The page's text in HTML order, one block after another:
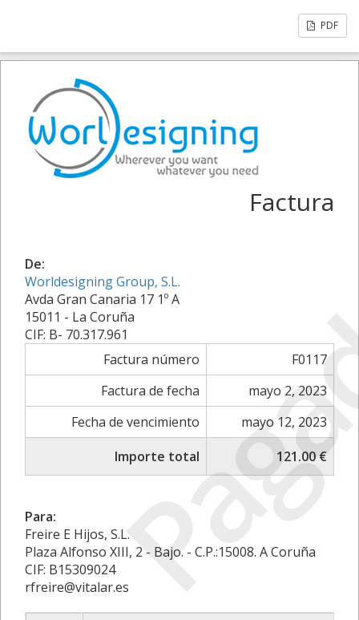
PDF
Factura
De:
Worldesigning Group, S.L.
Avda Gran Canaria 17 1º A
15011 - La Coruña
CIF: B- 70.317.961
Factura número
F0117
Factura de fecha
mayo 2, 2023
Fecha de vencimiento
mayo 12, 2023
Importe total
121.00 €
Para:
Freire E Hijos, S.L.
Plaza Alfonso XIII, 2 - Bajo. - C.P.:15008. A Coruña
CIF: B15309024
rfreire@vitalar.es